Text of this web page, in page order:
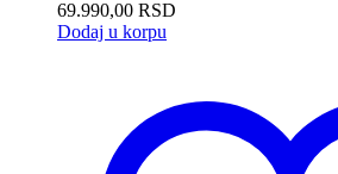
69.990,00 RSD
Dodaj u korpu